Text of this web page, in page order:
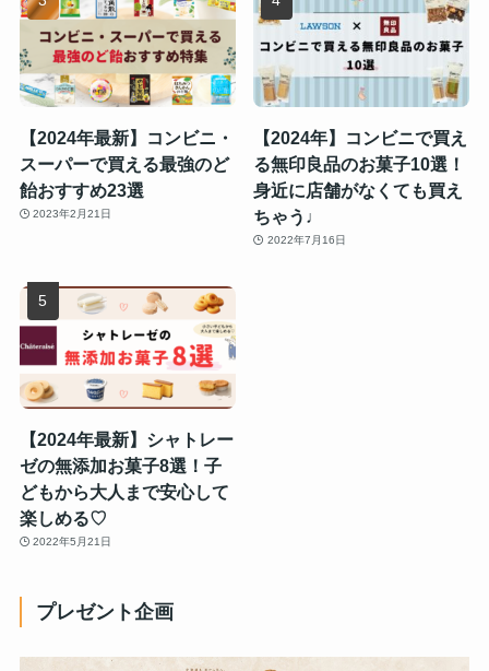
【2024年最新】コンビニ・
スーパーで買える最強のど
飴おすすめ23選
2023年2月21日
【2024年】コンビニで買え
る無印良品のお菓子10選！
身近に店舗がなくても買え
ちゃう♩
2022年7月16日
【2024年最新】シャトレー
ゼの無添加お菓子8選！子
どもから大人まで安心して
楽しめる♡
2022年5月21日
プレゼント企画